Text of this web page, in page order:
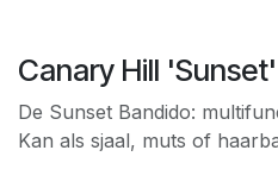
Canary Hill
De Sunset Bandido:
Kan als sjaal, muts of